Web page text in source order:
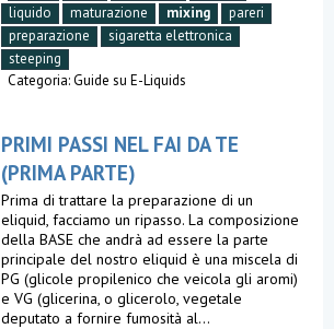
liquido
maturazione mixing
pareri
preparazione
sigaretta elettronica
steeping
Categoria:Guide su E-Liquids
PRIMI PASSI NEL FAI DA TE
(PRIMA PARTE)
Prima di trattare la preparazione di un
eliquid, facciamo un ripasso. La composizione
della BASE che andrà ad essere la parte
principale del nostro eliquid è una miscela di
PG (glicole propilenico che veicola gli aromi)
e VG (glicerina, o glicerolo, vegetale
deputato a fornire fumosità al...